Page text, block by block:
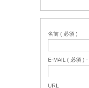
名前 ( 必須 )
E-MAIL ( 必須 )
URL